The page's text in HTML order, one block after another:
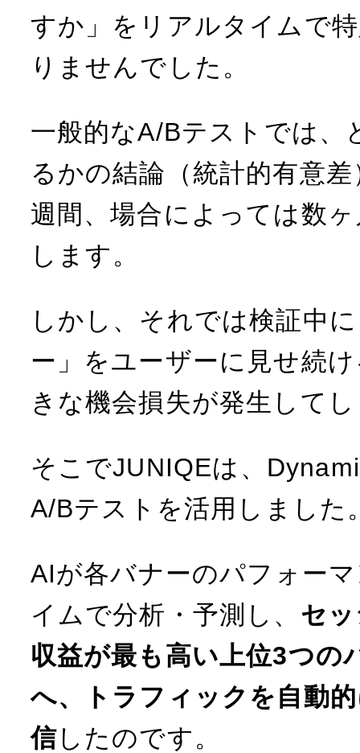
すか」をリアルタイムで
りませんでした。
一般的なA/Bテストでは、
るかの結論（統計的有意
週間、場合によっては数
します。
しかし、それでは検証中
ー」をユーザーに見せ続
きな機会損失が発生して
そこでJUNIQEは、
A/Bテストを活用しました
AIが各バナーのパフォー
イムで分析・予測し、 セ
収益が最も高い上位3つの
へ、トラフィックを自動
信したのです。